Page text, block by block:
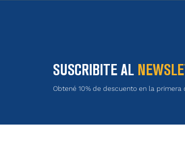
SUSCRIBITE AL
Obtené 10% de descuento en la primera